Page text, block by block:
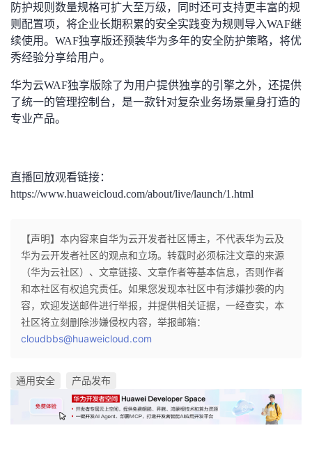
防护规则数量规格可扩大至万级，同时还可支持更丰富的规
则配置项，将企业长期积累的安全实践变为规则导入WAF继
续使用。WAF独享版还预装华为多年的安全防护策略，将优
秀经验分享给用户。
华为云WAF独享版除了为用户提供独享的引擎之外，还提供
了统一的管理控制台，是一款针对复杂业务场景量身打造的
专业产品。
直播回放观看链接：
https://www.huaweicloud.com/about/live/launch/1.html
【声明】本内容来自华为云开发者社区博主，不代表华为云及
华为云开发者社区的观点和立场。转载时必须标注文章的来源
（华为云社区）、文章链接、文章作者等基本信息，否则作者
和本社区有权追究责任。如果您发现本社区中有涉嫌抄袭的内
容，欢迎发送邮件进行举报，并提供相关证据，一经查实，本
社区将立刻删除涉嫌侵权内容，举报邮箱：
cloudbbs@huaweicloud.com
通用安全 产品发布